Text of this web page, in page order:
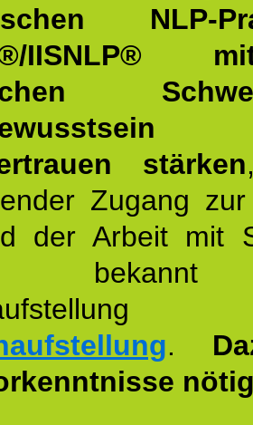
NLP-
IISNLP®
stärken
Zugang
der Arbeit mit
.